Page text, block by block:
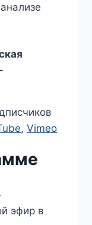
, Vimeo
эфир в